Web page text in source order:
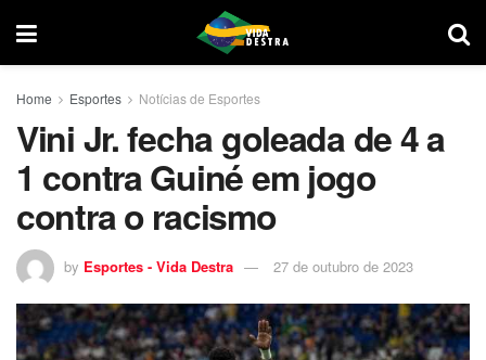
Home Esportes Notícias de Esportes
Vini Jr. fecha goleada de 4 a
1 contra Guiné em jogo
contra o racismo
by Esportes - Vida Destra 27 de outubro de 2023